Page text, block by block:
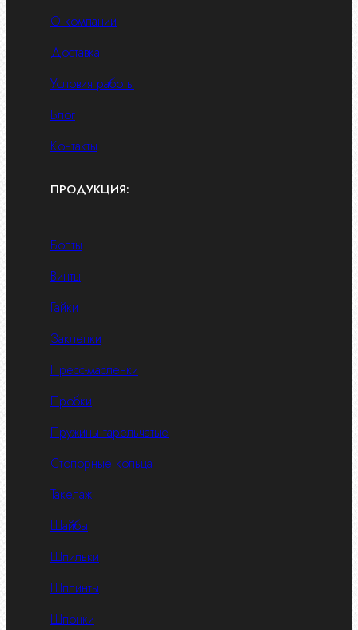
О компании
Доставка
Условия работы
Блог
Контакты
ПРОДУКЦИЯ:
Болты
Винты
Гайки
Заклепки
Пресс-масленки
Пробки
Пружины тарельчатые
Стопорные кольца
Такелаж
Шайбы
Шпильки
Шплинты
Шпонки